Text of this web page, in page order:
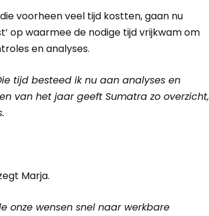
voorheen veel tijd kostten, gaan nu
op waarmee de nodige tijd vrijkwam om
en analyses.
tijd besteed ik nu aan analyses en
van het jaar geeft Sumatra zo overzicht,
Marja.
onze wensen snel naar werkbare